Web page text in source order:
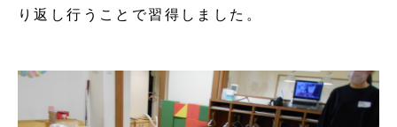
り返し行うことで習得しました。